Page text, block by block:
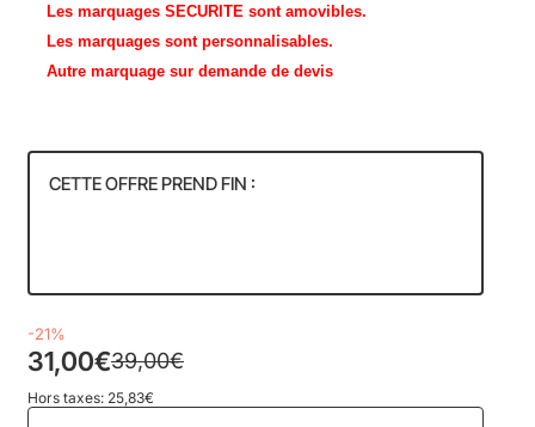
Les marquages SECURITE sont amovibles.
Les marquages sont personnalisables.
Autre marquage sur demande de devis
CETTE OFFRE PREND FIN :
-21%
31,00€39,00€
Hors taxes: 25,83€